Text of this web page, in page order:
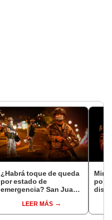
¿Habrá toque de queda
por estado de
emergencia? San Juan
Los Olivos figuran entre
los distritos afectados
LEER MÁS
al